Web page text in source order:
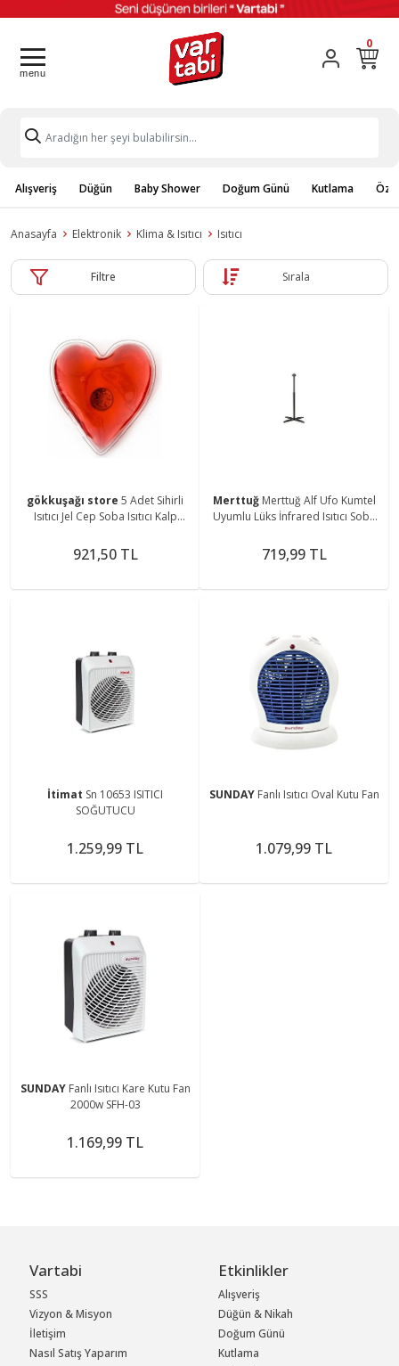
0
Alışveriş Düğün Baby Shower Doğum Günü Kutlama
Anasayfa Elektronik Klima & Isıtıcı Isıtıcı
Filtre Sırala
gökkuşağı store 5 Adet Sihirli
Isıtıcı Jel Cep Soba Isıtıcı Kalp
921,50 TL
Merttuğ Merttuğ Alf Ufo Kumtel
Uyumlu Lüks İnfrared Isıtıcı Soba
719,99 TL
İtimat Sn 10653 ISITICI
SOĞUTUCU
1.259,99 TL
SUNDAY Fanlı Isıtıcı Oval Kutu Fan
1.079,99 TL
SUNDAY Fanlı Isıtıcı Kare Kutu Fan
2000w SFH-03
1.169,99 TL
Vartabi
SSS
Vizyon & Misyon
İletişim
Nasıl Satış Yaparım
Etkinlikler
Alışveriş
Düğün & Nikah
Doğum Günü
Kutlama